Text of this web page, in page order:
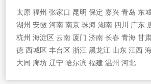
太原 福州 张家口 昆明 保定 嘉兴 青岛 东
湖州 安徽 河南 南京 珠海 湖南 四川 广东
杭州 海淀区 云南 厦门 济南 长春 青海 甘
德 西城区 丰台区 浙江 黑龙江 山东 江西
大同 廊坊 辽宁 哈尔滨 福建 温州 河北